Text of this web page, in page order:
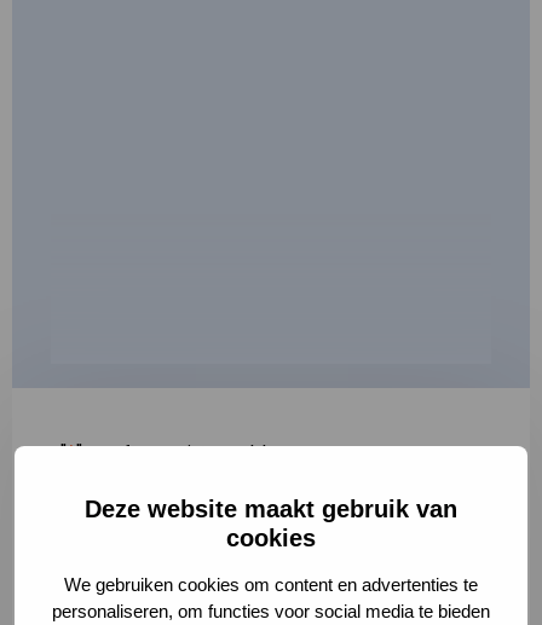
Deze website maakt gebruik van
cookies
We gebruiken cookies om content en advertenties te
personaliseren, om functies voor social media te bieden
"*" geeft vereiste velden aan
2